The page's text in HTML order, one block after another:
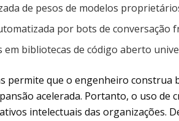
de pesos de modelos
por bots de conversação
em bibliotecas de código aberto
permite que o engenheiro
acelerada. Portanto, o uso de
intelectuais das organizações.